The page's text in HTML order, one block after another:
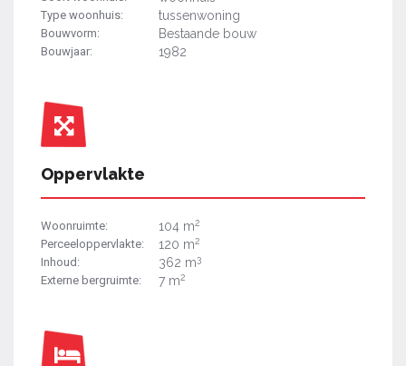
Type woonhuis: tussenwoning
Bouwvorm: Bestaande bouw
Bouwjaar: 1982
Oppervlakte
Woonruimte: 104 m2
Perceeloppervlakte: 120 m2
Inhoud: 362 m3
Externe bergruimte: 7 m2